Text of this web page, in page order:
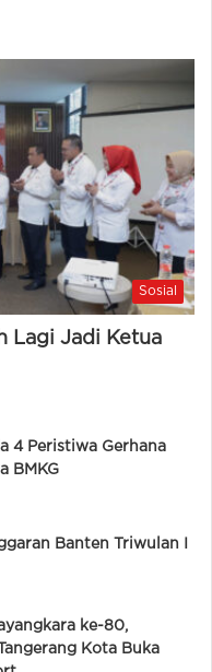
Sosial
Lagi Jadi Ketua
4 Peristiwa Gerhana
BMKG
Banten Triwulan I
ke-80,
Kota Buka